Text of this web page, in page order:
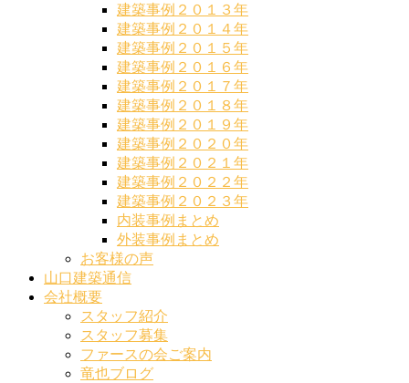
建築事例２０１３年
建築事例２０１４年
建築事例２０１５年
建築事例２０１６年
建築事例２０１７年
建築事例２０１８年
建築事例２０１９年
建築事例２０２０年
建築事例２０２１年
建築事例２０２２年
建築事例２０２３年
内装事例まとめ
外装事例まとめ
お客様の声
山口建築通信
会社概要
スタッフ紹介
スタッフ募集
ファースの会ご案内
竜也ブログ